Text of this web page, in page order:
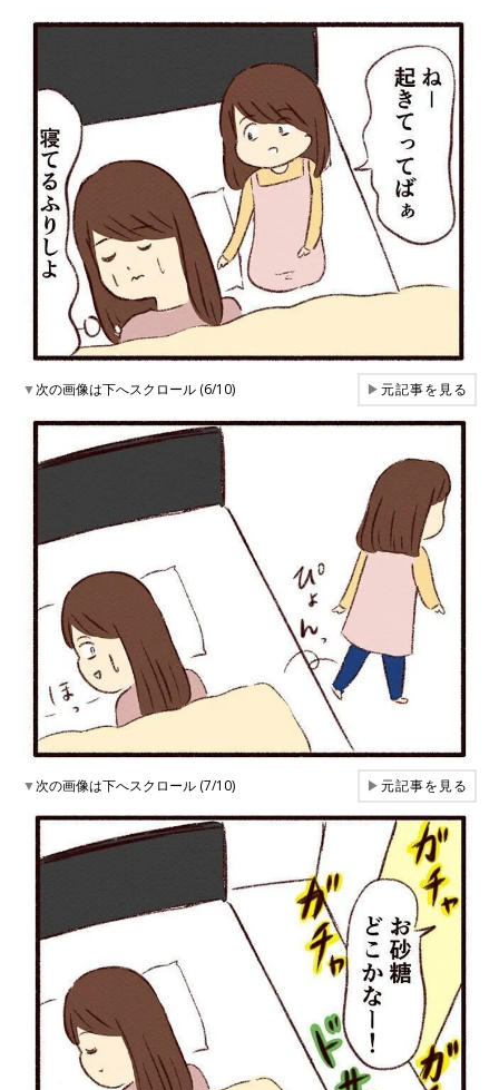
▼次の画像は下へスクロール (6/10) ▶元記事を見る
▼次の画像は下へスクロール (7/10) ▶元記事を見る